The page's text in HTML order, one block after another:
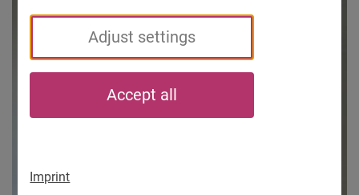
Adjust settings
Accept all
Imprint